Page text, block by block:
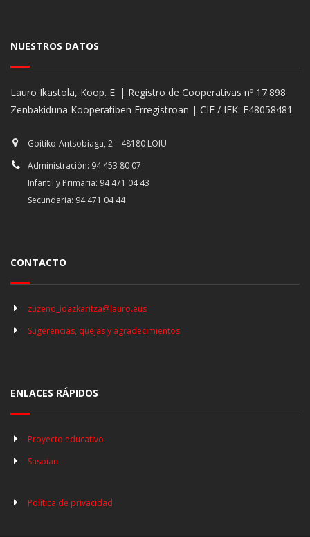
NUESTROS DATOS
Lauro Ikastola, Koop. E. | Registro de Cooperativas nº 17.898
Zenbakiduna Kooperatiben Erregistroan | CIF / IFK: F48058481
Goitiko-Antsobiaga, 2 – 48180 LOIU
Administración: 94 453 80 07
Infantil y Primaria: 94 471 04 43
Secundaria: 94 471 04 44
CONTACTO
zuzend_idazkaritza@lauro.eus
Sugerencias, quejas y agradecimientos
ENLACES RÁPIDOS
Proyecto educativo
Sasoian
Política de privacidad